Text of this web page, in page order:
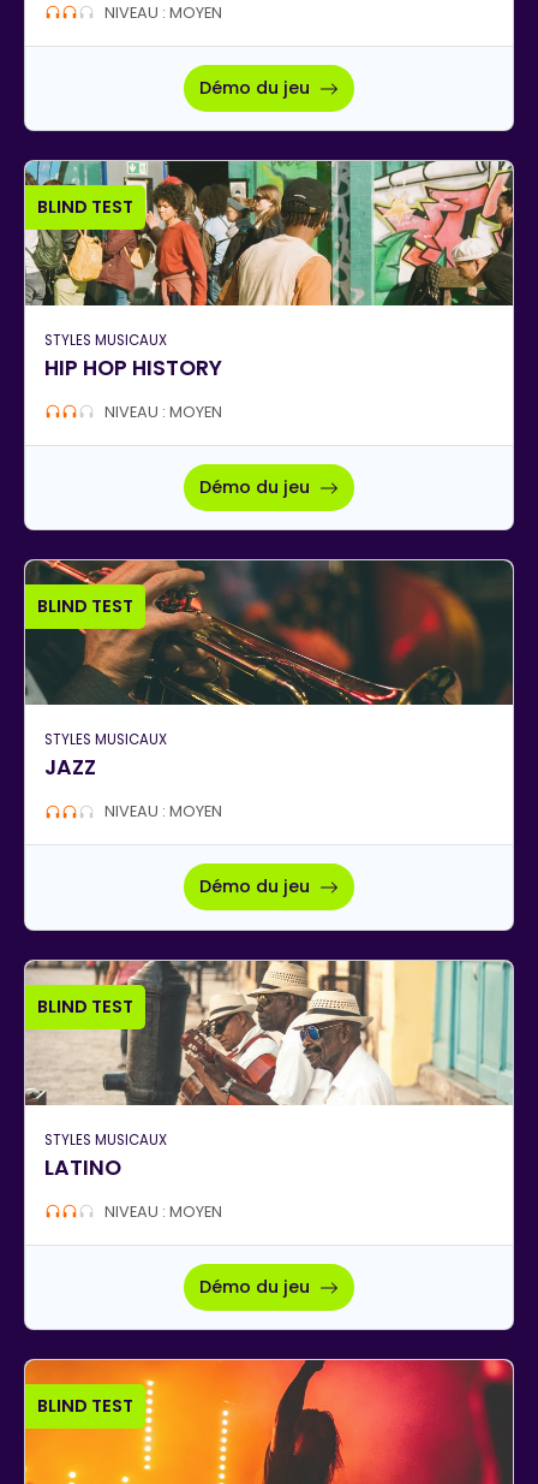
NIVEAU : MOYEN
Démo du jeu
BLIND TEST
STYLES MUSICAUX
HIP HOP HISTORY
NIVEAU : MOYEN
Démo du jeu
BLIND TEST
STYLES MUSICAUX
JAZZ
NIVEAU : MOYEN
Démo du jeu
BLIND TEST
STYLES MUSICAUX
LATINO
NIVEAU : MOYEN
Démo du jeu
BLIND TEST